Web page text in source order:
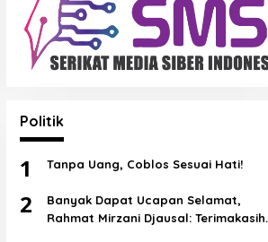
Politik
1 Tanpa Uang, Coblos Sesuai Hati!
2
Banyak Dapat Ucapan Selamat,
Rahmat Mirzani Djausal: Terimakasih